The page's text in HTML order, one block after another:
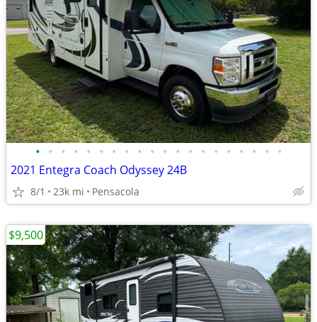
• • • • • • • • • • • • • • • • • • • •
2021 Entegra Coach Odyssey 24B
8/1 23k mi Pensacola
$9,500